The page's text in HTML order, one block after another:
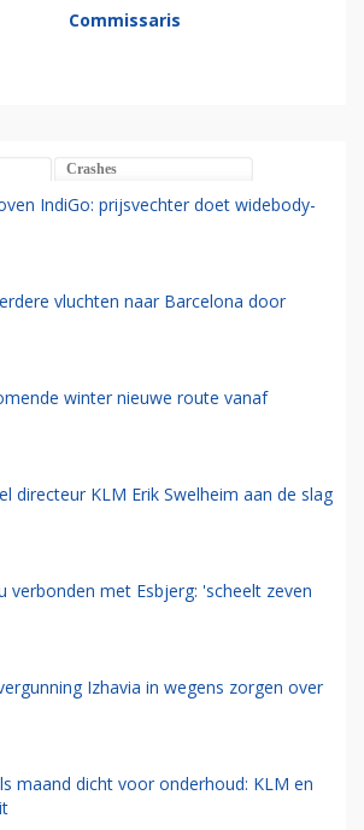
Commissaris
Crashes
IndiGo: prijsvechter doet widebody-
vluchten naar Barcelona door
winter nieuwe route vanaf
directeur KLM Erik Swelheim aan de slag
verbonden met Esbjerg: 'scheelt zeven
Izhavia in wegens zorgen over
maand dicht voor onderhoud: KLM en